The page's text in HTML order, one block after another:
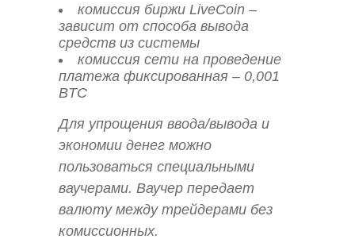
комиссия биржи LiveCoin –
зависит от способа вывода
средств из системы
комиссия сети на проведение
платежа фиксированная – 0,001
BTC
Для упрощения ввода/вывода и
экономии денег можно
пользоваться специальными
ваучерами. Ваучер передает
валюту между трейдерами без
комиссионных.